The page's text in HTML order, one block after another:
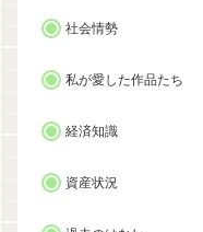
社会情勢
私が愛した作品たち
経済知識
資産状況